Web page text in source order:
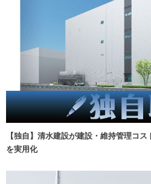
【独自】清水建設が建設・維持管理コ
を実用化